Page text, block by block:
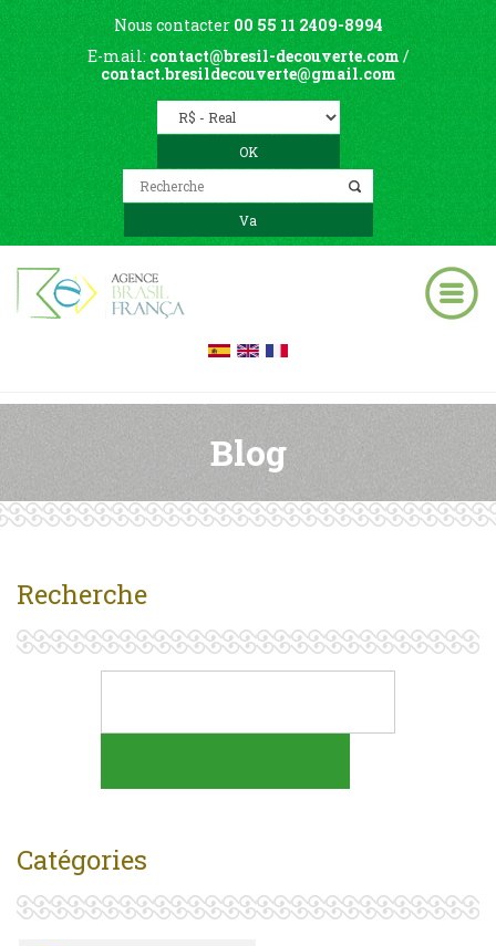
Nous contacter 00 55 11 2409-8994
E-mail: contact@bresil-decouverte.com /
contact.bresildecouverte@gmail.com
Blog
Recherche
Catégories